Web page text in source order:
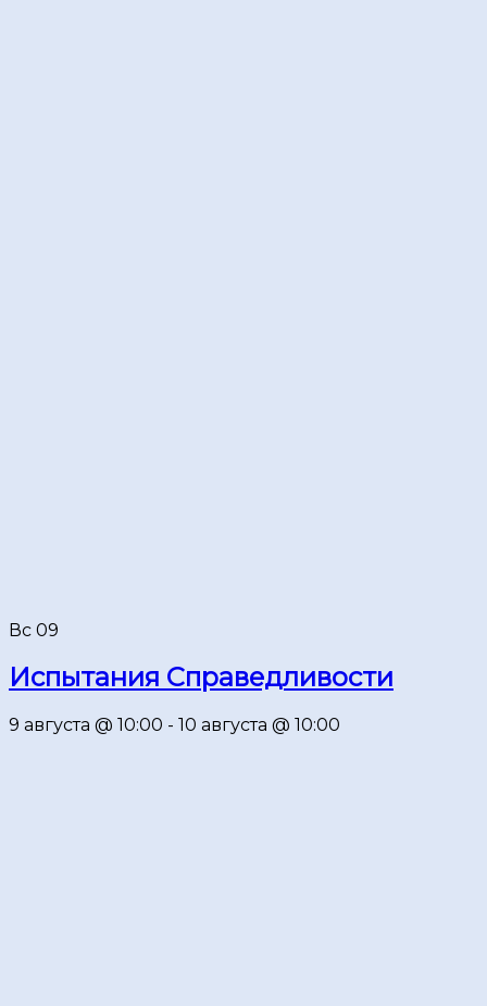
Вс 09
Испытания Справедливости
9 августа @ 10:00 - 10 августа @ 10:00